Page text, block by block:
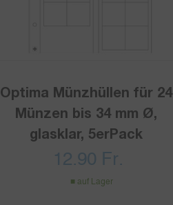
Optima Münzhüllen für 24
Münzen bis 34 mm Ø,
glasklar, 5erPack
12.90 Fr.
auf Lager